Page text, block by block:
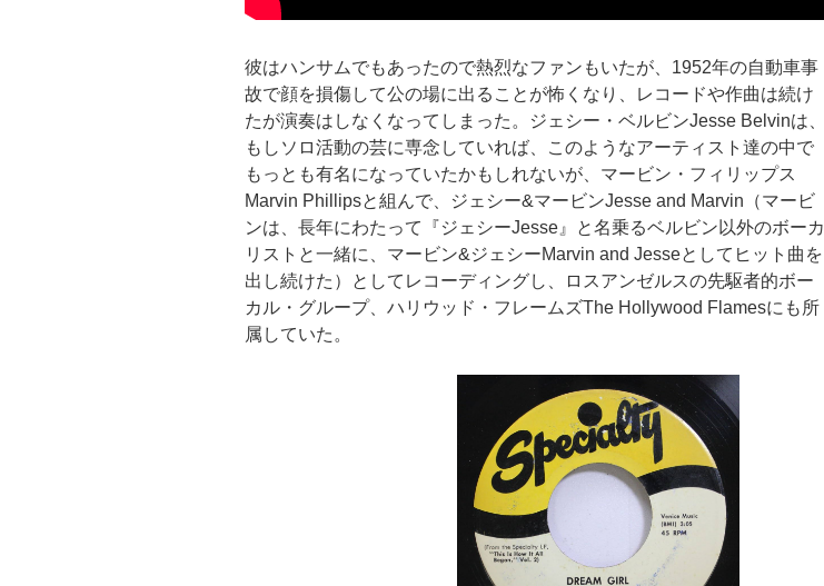
彼はハンサムでもあったので熱烈なファンもいたが、1952年の自動車事
故で顔を損傷して公の場に出ることが怖くなり、レコードや作曲は続け
たが演奏はしなくなってしまった。ジェシー・ベルビンJesse Belvinは、
もしソロ活動の芸に専念していれば、このようなアーティスト達の中で
もっとも有名になっていたかもしれないが、マービン・フィリップス
Marvin Phillipsと組んで、ジェシー&マービンJesse and Marvin（マービ
ンは、長年にわたって『ジェシーJesse』と名乗るベルビン以外のボーカ
リストと一緒に、マービン&ジェシーMarvin and Jesseとしてヒット曲を
出し続けた）としてレコーディングし、ロスアンゼルスの先駆者的ボー
カル・グループ、ハリウッド・フレームズThe Hollywood Flamesにも所
属していた。